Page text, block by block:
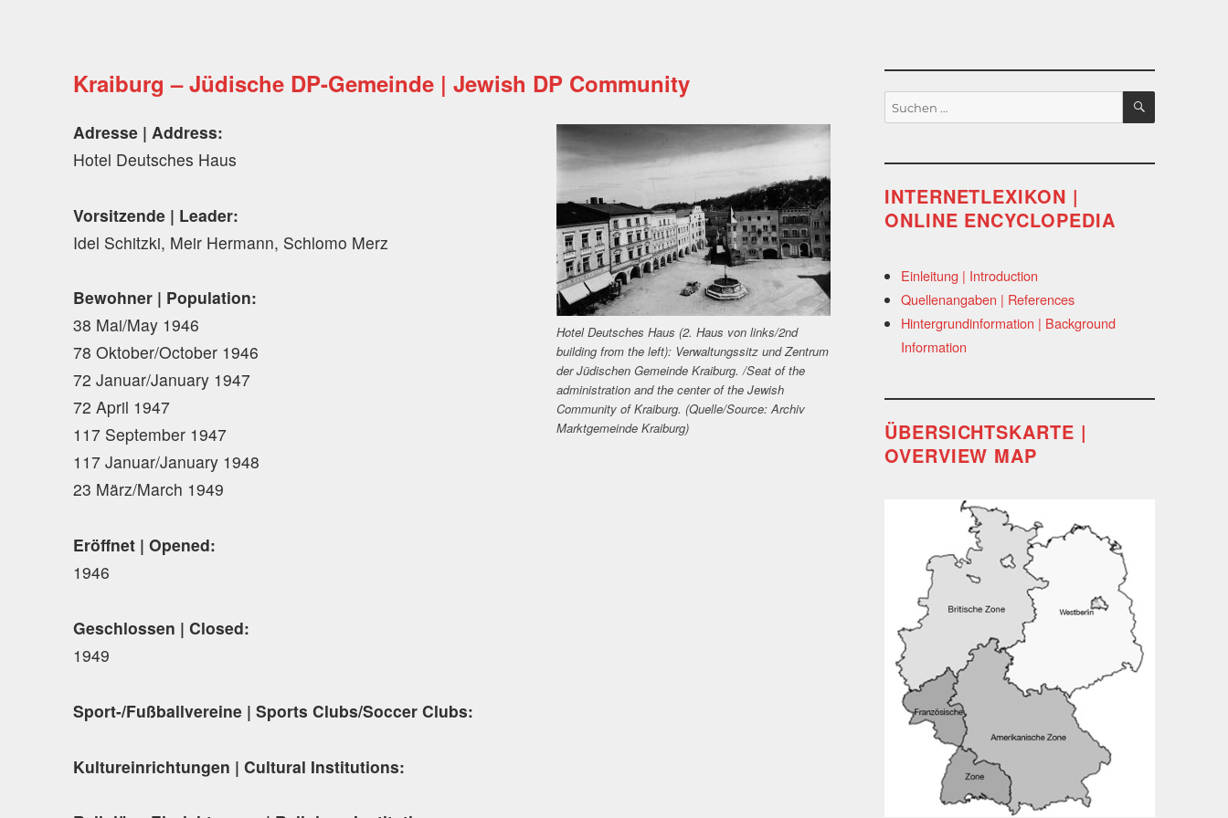
Kraiburg – Jüdische DP-Gemeinde | Jewish DP Community
Hotel Deutsches Haus (2. Haus von links/2nd
building from the left): Verwaltungssitz und Zentrum
der Jüdischen Gemeinde Kraiburg. /Seat of the
administration and the center of the Jewish
Community of Kraiburg. (Quelle/Source: Archiv
Marktgemeinde Kraiburg)
Adresse | Address:
Hotel Deutsches Haus
Vorsitzende | Leader:
Idel Schitzki, Meir Hermann, Schlomo Merz
Bewohner | Population:
38 Mai/May 1946
78 Oktober/October 1946
72 Januar/January 1947
72 April 1947
117 September 1947
117 Januar/January 1948
23 März/March 1949
Eröffnet | Opened:
1946
Geschlossen | Closed:
1949
Sport-/Fußballvereine | Sports Clubs/Soccer Clubs:
Kultureinrichtungen | Cultural Institutions:
Suchen
nach:
SUCHEN
INTERNETLEXIKON |
ONLINE ENCYCLOPEDIA
Einleitung | Introduction
Quellenangaben | References
Hintergrundinformation | Background
Information
ÜBERSICHTSKARTE |
OVERVIEW MAP